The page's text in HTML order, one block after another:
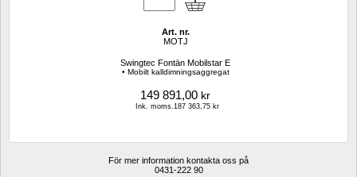
Art. nr.
MOTJ
Swingtec Fontän Mobilstar E
• Mobilt kalldimningsaggregat
149 891,00 kr
Ink. moms.187 363,75 kr
För mer information kontakta oss på
0431-222 90